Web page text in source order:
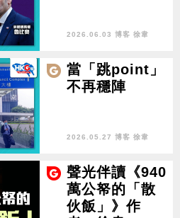
2026.06.03 博客 徐韋
當「跳point」
不再穩陣
2026.05.27 博客 徐韋
聲光伴讀《940
萬公帑的「散
伙飯」》作